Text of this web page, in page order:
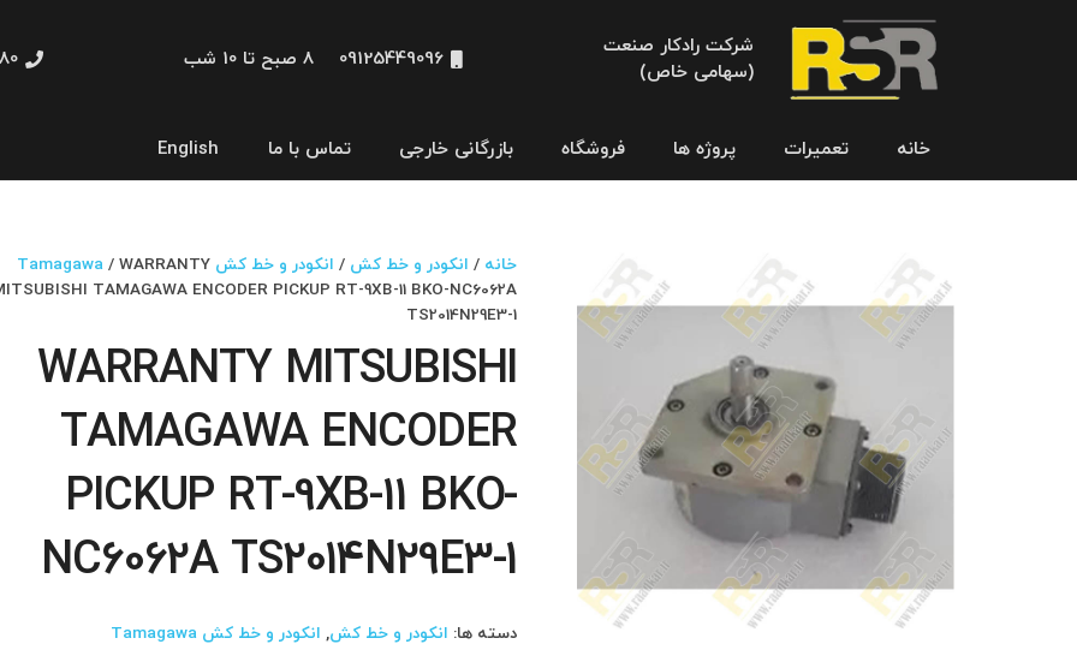
شرکت رادکار صنعت
(سهامی خاص)
09125449096 8 صبح تا 10 شب
خانه تعمیرات پروژه ها فروشگاه بازرگانی خارجی تماس با ما English
خانه / انکودر و خط کش / انکودر و خط کش Tamagawa / WARRANTY
TAMAGAWA ENCODER PICKUP RT-9XB-11 BKO-NC6062A
TS2014N29E3-1
WARRANTY MITSUBISHI
TAMAGAWA ENCODER
PICKUP RT-9XB-11 BKO-
NC6062A TS2014N29E3-1
دسته ها: انکودر و خط کش, انکودر و خط کش Tamagawa